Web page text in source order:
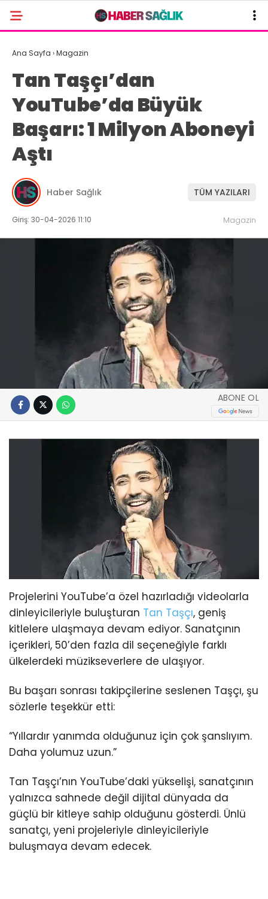
Ana Sayfa ›Magazin
Tan Taşçı’dan
YouTube’da Büyük
Başarı: 1 Milyon Aboneyi
Aştı
Haber Sağlık TÜM YAZILARI
Giriş: 30-04-2026 11:10 Magazin
ABONE OL
Projelerini YouTube’a özel hazırladığı videolarla
dinleyicileriyle buluşturan Tan Taşçı, geniş
kitlelere ulaşmaya devam ediyor. Sanatçının
içerikleri, 50’den fazla dil seçeneğiyle farklı
ülkelerdeki müzikseverlere de ulaşıyor.
Bu başarı sonrası takipçilerine seslenen Taşçı, şu
sözlerle teşekkür etti:
“Yıllardır yanımda olduğunuz için çok şanslıyım.
Daha yolumuz uzun.”
Tan Taşçı’nın YouTube’daki yükselişi, sanatçının
yalnızca sahnede değil dijital dünyada da
güçlü bir kitleye sahip olduğunu gösterdi. Ünlü
sanatçı, yeni projeleriyle dinleyicileriyle
buluşmaya devam edecek.